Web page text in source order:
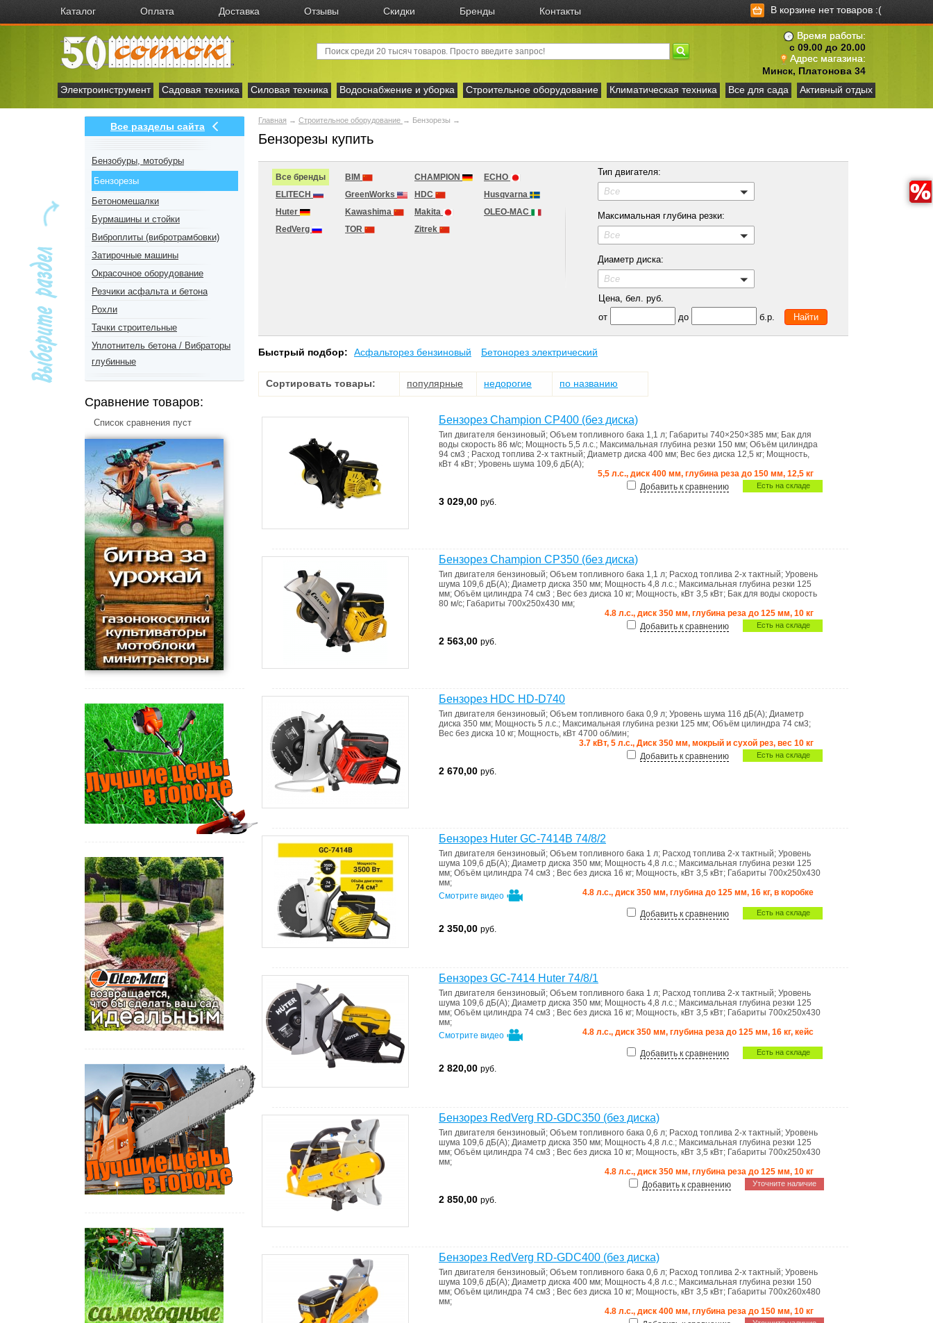
Каталог Оплата Доставка Отзывы Скидки Бренды Контакты В корзине нет товаров :(
Время работы:
с 09.00 до 20.00
Адрес магазина:
Минск, Платонова 34
Электроинструмент
Садовая техника Силовая техника Водоснабжение и уборка Строительное оборудование Климатическая техника Все для сада Активный отдых
Все разделы сайта
Бензобуры, мотобуры
Бензорезы
Бетономешалки
Бурмашины и стойки
Виброплиты (вибротрамбовки)
Затирочные машины
Окрасочное оборудование
Резчики асфальта и бетона
Рохли
Тачки строительные
Уплотнитель бетона / Вибраторы
глубинные
Сравнение товаров:
Список сравнения пуст
Главная → Строительное оборудование → Бензорезы →
Бензорезы купить
Все бренды BIM CHAMPION
ECHO
ELITECH
GreenWorks HDC
Husqvarna
Huter
Kawashima Makita
OLEO-MAC
RedVerg
TOR Zitrek
Тип двигателя:
Все
Максимальная глубина резки:
Все
Диаметр диска:
Все
Цена, бел. руб.
от
до б.р.
Быстрый подбор: Асфальторез бензиновый Бетонорез электрический
Сортировать товары: популярные недорогие по названию
Бензорез Champion CP400 (без диска)
Тип двигателя бензиновый; Объем топливного бака 1,1 л; Габариты 740×250×385 мм; Бак для
воды скорость 86 м/с; Мощность 5,5 л.с.; Максимальная глубина резки 150 мм; Объём цилиндра
94 см3 ; Расход топлива 2-х тактный; Диаметр диска 400 мм; Вес без диска 12,5 кг; Мощность,
кВт 4 кВт; Уровень шума 109,6 дБ(А);
5,5 л.с., диск 400 мм, глубина реза до 150 мм, 12,5 кг
Есть на складе
Добавить к сравнению
3 029,00 руб.
Бензорез Champion CP350 (без диска)
Тип двигателя бензиновый; Объем топливного бака 1,1 л; Расход топлива 2-х тактный; Уровень
шума 109,6 дБ(А); Диаметр диска 350 мм; Мощность 4,8 л.с.; Максимальная глубина резки 125
мм; Объём цилиндра 74 см3 ; Вес без диска 10 кг; Мощность, кВт 3,5 кВт; Бак для воды скорость
80 м/с; Габариты 700х250х430 мм;
4.8 л.с., диск 350 мм, глубина реза до 125 мм, 10 кг
Есть на складе
Добавить к сравнению
2 563,00 руб.
Бензорез HDC HD-D740
Тип двигателя бензиновый; Объем топливного бака 0,9 л; Уровень шума 116 дБ(A); Диаметр
диска 350 мм; Мощность 5 л.с.; Максимальная глубина резки 125 мм; Объём цилиндра 74 см3;
Вес без диска 10 кг; Мощность, кВт 4700 об/мин;
3.7 кВт, 5 л.с., Диск 350 мм, мокрый и сухой рез, вес 10 кг
Есть на складе
Добавить к сравнению
2 670,00 руб.
Бензорез Huter GC-7414B 74/8/2
Тип двигателя бензиновый; Объем топливного бака 1 л; Расход топлива 2-х тактный; Уровень
шума 109,6 дБ(А); Диаметр диска 350 мм; Мощность 4,8 л.с.; Максимальная глубина резки 125
мм; Объём цилиндра 74 см3 ; Вес без диска 16 кг; Мощность, кВт 3,5 кВт; Габариты 700х250х430
мм;
4.8 л.с., диск 350 мм, глубина до 125 мм, 16 кг, в коробке
Смотрите видео
Есть на складе
Добавить к сравнению
2 350,00 руб.
Бензорез GC-7414 Huter 74/8/1
Тип двигателя бензиновый; Объем топливного бака 1 л; Расход топлива 2-х тактный; Уровень
шума 109,6 дБ(А); Диаметр диска 350 мм; Мощность 4,8 л.с.; Максимальная глубина резки 125
мм; Объём цилиндра 74 см3 ; Вес без диска 16 кг; Мощность, кВт 3,5 кВт; Габариты 700х250х430
мм;
4.8 л.с., диск 350 мм, глубина реза до 125 мм, 16 кг, кейс
Смотрите видео
Есть на складе
Добавить к сравнению
2 820,00 руб.
Бензорез RedVerg RD-GDC350 (без диска)
Тип двигателя бензиновый; Объем топливного бака 0,6 л; Расход топлива 2-х тактный; Уровень
шума 109,6 дБ(А); Диаметр диска 350 мм; Мощность 4,8 л.с.; Максимальная глубина резки 125
мм; Объём цилиндра 74 см3 ; Вес без диска 10 кг; Мощность, кВт 3,5 кВт; Габариты 700х250х430
мм;
4.8 л.с., диск 350 мм, глубина реза до 125 мм, 10 кг
Уточните наличие
Добавить к сравнению
2 850,00 руб.
Бензорез RedVerg RD-GDC400 (без диска)
Тип двигателя бензиновый; Объем топливного бака 0,6 л; Расход топлива 2-х тактный; Уровень
шума 109,6 дБ(А); Диаметр диска 400 мм; Мощность 4,8 л.с.; Максимальная глубина резки 150
мм; Объём цилиндра 74 см3 ; Вес без диска 10 кг; Мощность, кВт 3,5 кВт; Габариты 700х260х480
мм;
4.8 л.с., диск 400 мм, глубина реза до 150 мм, 10 кг